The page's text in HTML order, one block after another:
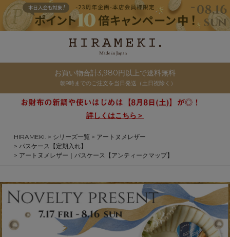
お買い物合計3,980円以上で送料無料
朝9時までのご注文を当日発送（土日祝除く）
詳しくはこちら＞
HIRAMEKI. シリーズ一覧
アートヌメレザー
パスケース【定期入れ】
アートヌメレザー｜パスケース【アンティークマップ】